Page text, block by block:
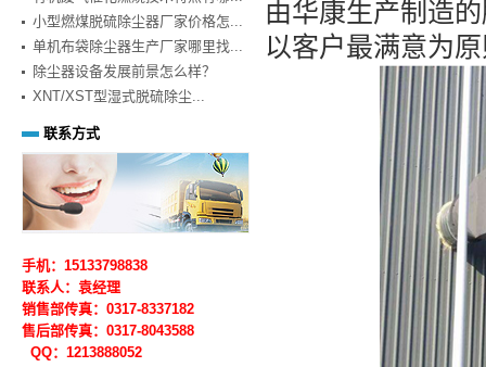
由华康生产制造
以客户最满意为
小型燃煤脱硫除尘器厂家价格怎...
单机布袋除尘器生产厂家哪里找...
除尘器设备发展前景怎么样？
XNT/XST型湿式脱硫除尘...
联系方式
手机：15133798838
联系人：袁经理
销售部传真：0317-8337182
售后部传真：0317-8043588
QQ：1213888052